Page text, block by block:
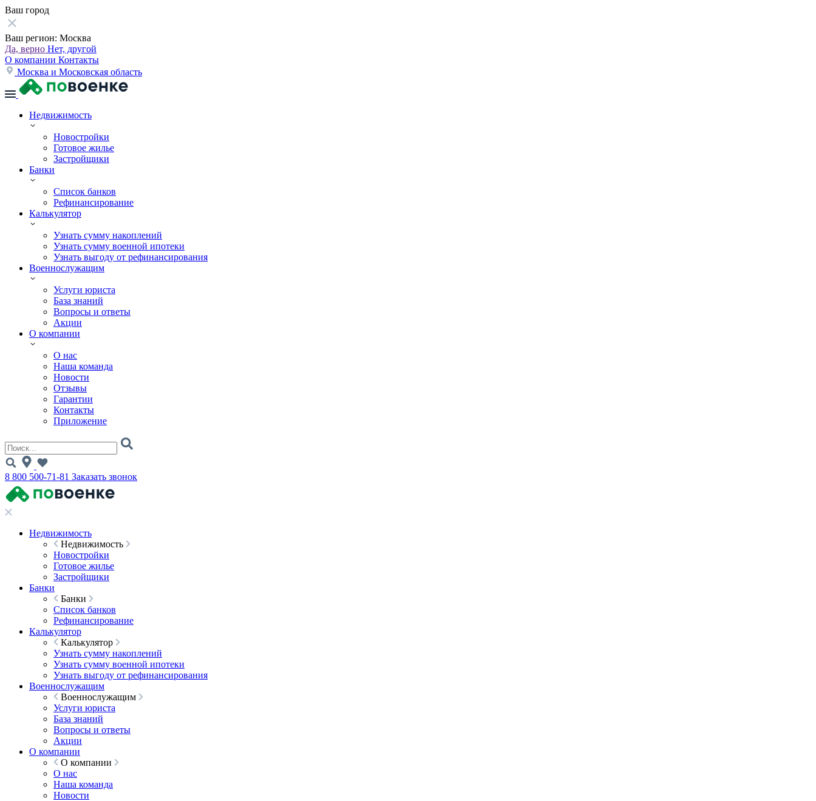
Ваш город
Ваш регион: Москва
Да, верно Нет, другой
О компании Контакты
Москва и Московская область
Недвижимость
Новостройки
Готовое жилье
Застройщики
Банки
Список банков
Рефинансирование
Калькулятор
Узнать сумму накоплений
Узнать сумму военной ипотеки
Узнать выгоду от рефинансирования
Военнослужащим
Услуги юриста
База знаний
Вопросы и ответы
Акции
О компании
О нас
Наша команда
Новости
Отзывы
Гарантии
Контакты
Приложение
8 800 500-71-81 Заказать звонок
Недвижимость
Недвижимость
Новостройки
Готовое жилье
Застройщики
Банки
Банки
Список банков
Рефинансирование
Калькулятор
Калькулятор
Узнать сумму накоплений
Узнать сумму военной ипотеки
Узнать выгоду от рефинансирования
Военнослужащим
Военнослужащим
Услуги юриста
База знаний
Вопросы и ответы
Акции
О компании
О компании
О нас
Наша команда
Новости